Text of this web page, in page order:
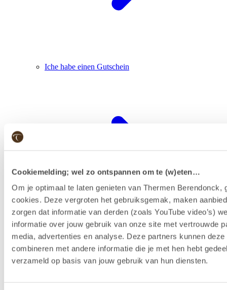
Cookiemelding; wel zo ontspannen om te (w)eten…
Om je optimaal te laten genieten van Thermen Berendonck,
cookies. Deze vergroten het gebruiksgemak, maken
zorgen dat informatie van derden (zoals YouTube video’s)
informatie over jouw gebruik van onze site met vertrouwde
media, advertenties en analyse. Deze partners kunnen deze
combineren met andere informatie die je met hen hebt
verzameld op basis van jouw gebruik van hun diensten.
Iche habe einen Gutschein
Wellness-Resort